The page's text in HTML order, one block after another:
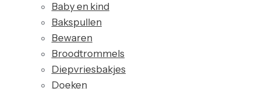
Baby en kind
Bakspullen
Bewaren
Broodtrommels
Diepvriesbakjes
Doeken